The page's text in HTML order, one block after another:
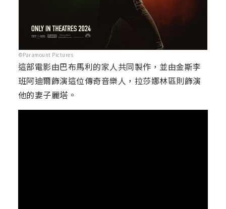
©Paramount Pictures
這部電影由巴布馬利的家人共同製作，並由金斯李
班阿迪爾飾演這位傳奇音樂人，拉莎娜林區則飾演
他的妻子麗塔。